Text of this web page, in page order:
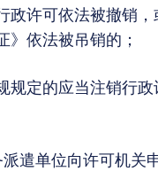
政许可依法被撤销
》依法被吊销的；
规定的应当注销行
遣单位向许可机关